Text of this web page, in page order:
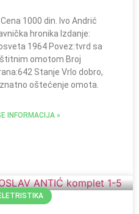
1000 din. Ivo Andrić
hronika Izdanje:
1964 Povez:tvrd sa
omotom Broj
Stanje Vrlo dobro,
oštećenje omota.
INFORMACIJA »